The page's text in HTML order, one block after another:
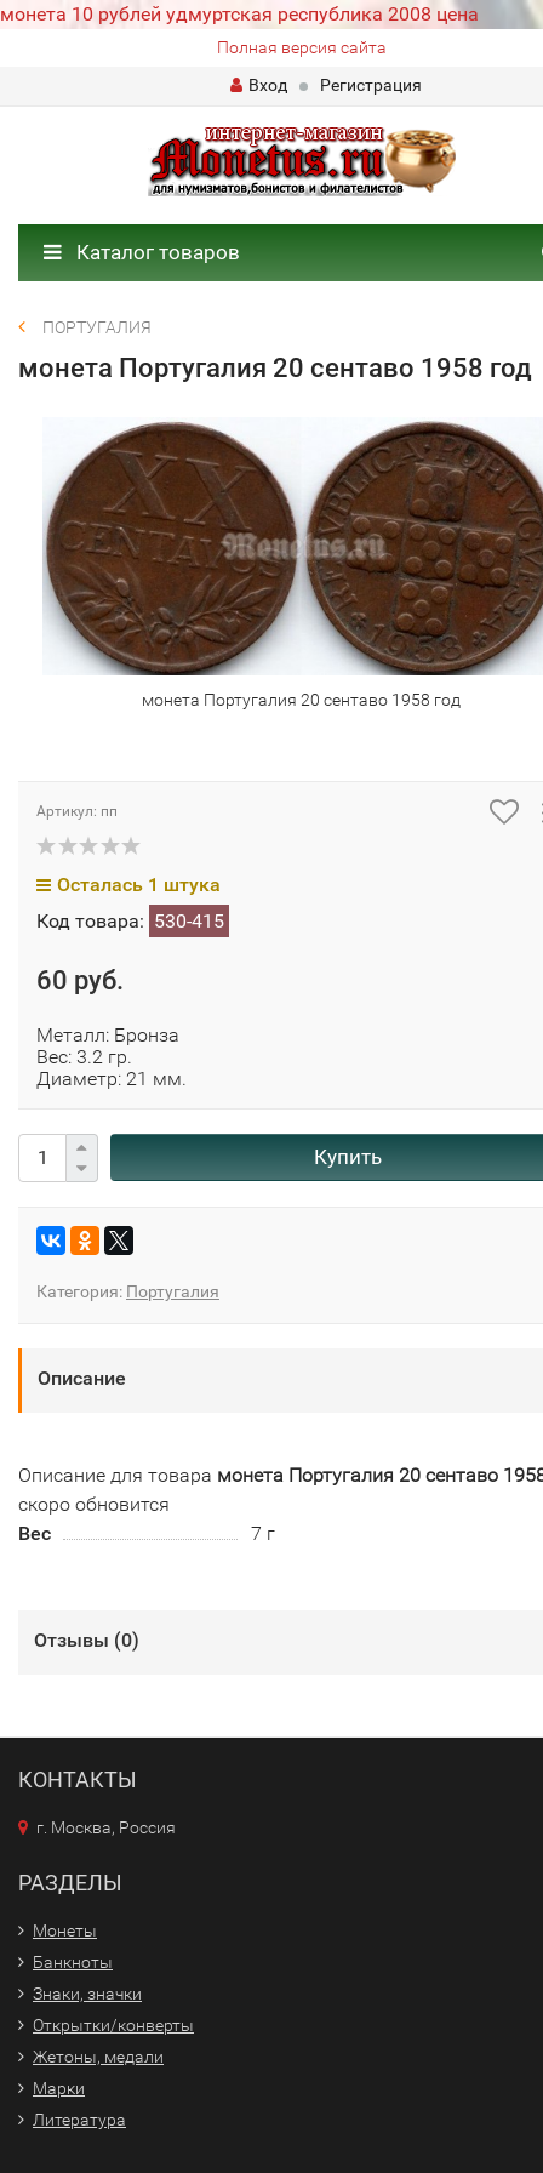
монета 10 рублей удмуртская республика 2008 цена
Полная версия сайта
Вход
Регистрация
Каталог товаров
ПОРТУГАЛИЯ
монета Португалия 20 сентаво 1958 год
монета Португалия 20 сентаво 1958 год
Артикул: пп
Осталась 1 штука
Код товара: 530-415
60 руб.
Металл: Бронза
Вес: 3.2 гр.
Диаметр: 21 мм.
Купить
Категория: Португалия
Описание
Описание для товара монета Португалия 20 сентаво
скоро обновится
Вес
7 г
Отзывы (0)
КОНТАКТЫ
г. Москва, Россия
РАЗДЕЛЫ
Монеты
Банкноты
Знаки, значки
Открытки/конверты
Жетоны, медали
Марки
Литература